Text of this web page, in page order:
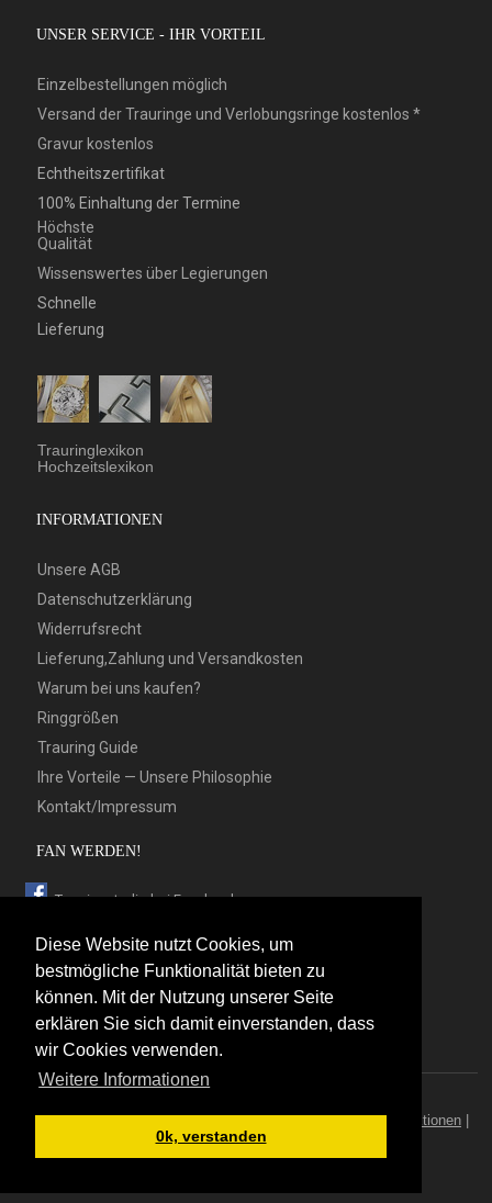
Diese Website nutzt Cookies, um
bestmögliche Funktionalität bieten zu
können. Mit der Nutzung unserer Seite
erklären Sie sich damit einverstanden, dass
wir Cookies verwenden.
Weitere Informationen
0k, verstanden
UNSER SERVICE - IHR VORTEIL
Einzelbestellungen möglich
Versand der Trauringe und Verlobungsringe kostenlos *
Gravur kostenlos
Echtheitszertifikat
100% Einhaltung der Termine
Höchste
Qualität
Wissenswertes über Legierungen
Schnelle
Lieferung
Trauringlexikon
Hochzeitslexikon
INFORMATIONEN
Unsere AGB
Datenschutzerklärung
Widerrufsrecht
Lieferung,Zahlung und Versandkosten
Warum bei uns kaufen?
Ringgrößen
Trauring Guide
Ihre Vorteile — Unsere Philosophie
Kontakt/Impressum
FAN WERDEN!
Trauringstudio bei Facebook
Trauringstudio bei Twitter
Trauringstudio bei Pinterest
Trauringstudio bei flickr
Trauringstudio|Trauringe|Hersteller|Kontakt/Impressum Aktionen|
News|Sitemap